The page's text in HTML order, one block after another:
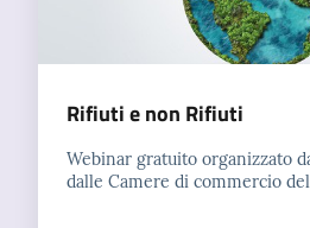
Rifiuti e non Rifiuti
Webinar gratuito organizzato
dalle Camere di commercio